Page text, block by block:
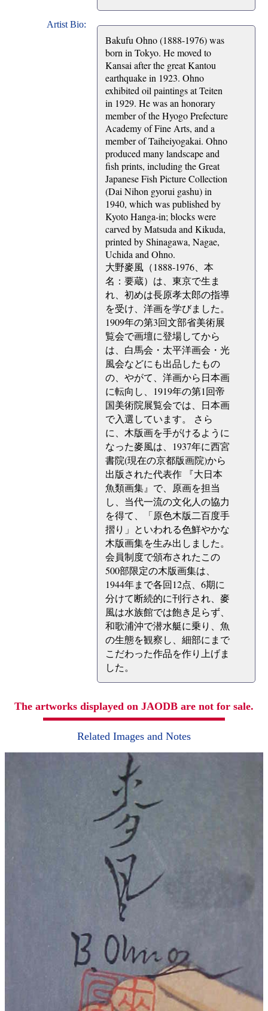
Artist Bio:
Bakufu Ohno (1888-1976) was
born in Tokyo. He moved to
Kansai after the great Kantou
earthquake in 1923. Ohno
exhibited oil paintings at Teiten
in 1929. He was an honorary
member of the Hyogo Prefecture
Academy of Fine Arts, and a
member of Taiheiyogakai. Ohno
produced many landscape and
fish prints, including the Great
Japanese Fish Picture Collection
(Dai Nihon gyorui gashu) in
1940, which was published by
Kyoto Hanga-in; blocks were
carved by Matsuda and Kikuda,
printed by Shinagawa, Nagae,
Uchida and Ohno.
大野麥風（1888-1976、本
名：要蔵）は、東京で生ま
れ、初めは長原孝太郎の指導
を受け、洋画を学びました。
1909年の第3回文部省美術展
覧会で画壇に登場してから
は、白馬会・太平洋画会・光
風会などにも出品したもの
の、やがて、洋画から日本画
に転向し、1919年の第1回帝
国美術院展覧会では、日本画
で入選しています。 さら
に、木版画を手がけるように
なった麥風は、1937年に西宮
書院(現在の京都版画院)から
出版された代表作 『大日本
魚類画集』で、原画を担当
し、当代一流の文化人の協力
を得て、「原色木版二百度手
摺り」といわれる色鮮やかな
木版画集を生み出しました。
会員制度で頒布されたこの
500部限定の木版画集は、
1944年まで各回12点、6期に
分けて断続的に刊行され、麥
風は水族館では飽き足らず、
和歌浦沖で潜水艇に乗り、魚
の生態を観察し、細部にまで
こだわった作品を作り上げま
した。
The artworks displayed on JAODB are not for sale.
Related Images and Notes